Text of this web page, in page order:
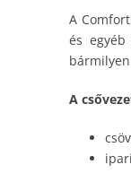
A
és egyéb
A